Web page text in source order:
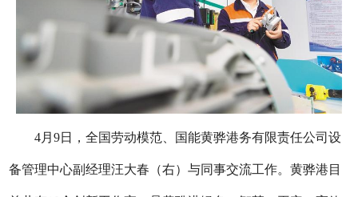
4月9日，全国劳动模范、国能黄骅港务有限责任公司设
备管理中心副经理汪大春（右）与同事交流工作。黄骅港目